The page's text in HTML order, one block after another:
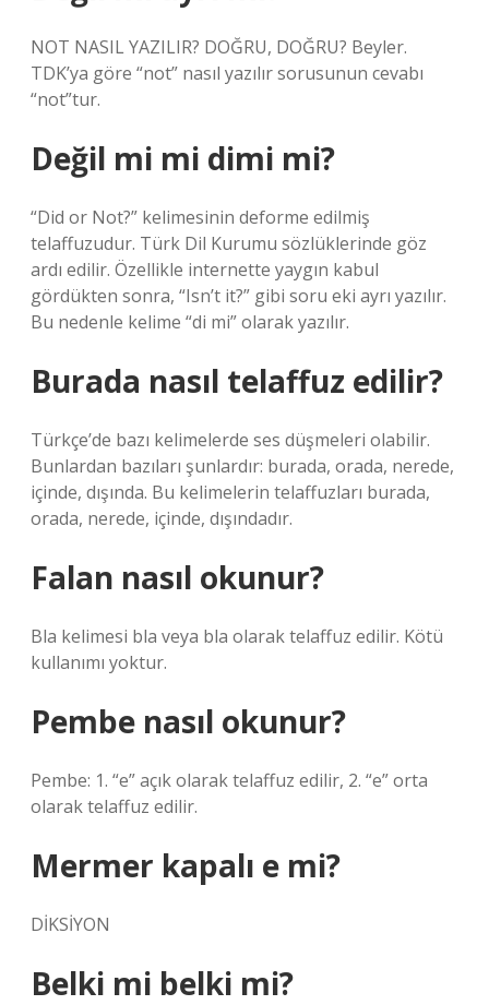
NOT NASIL YAZILIR? DOĞRU, DOĞRU? Beyler.
TDK’ya göre “not” nasıl yazılır sorusunun cevabı
“not”tur.
Değil mi mi dimi mi?
“Did or Not?” kelimesinin deforme edilmiş
telaffuzudur. Türk Dil Kurumu sözlüklerinde göz
ardı edilir. Özellikle internette yaygın kabul
gördükten sonra, “Isn’t it?” gibi soru eki ayrı yazılır.
Bu nedenle kelime “di mi” olarak yazılır.
Burada nasıl telaffuz edilir?
Türkçe’de bazı kelimelerde ses düşmeleri olabilir.
Bunlardan bazıları şunlardır: burada, orada, nerede,
içinde, dışında. Bu kelimelerin telaffuzları burada,
orada, nerede, içinde, dışındadır.
Falan nasıl okunur?
Bla kelimesi bla veya bla olarak telaffuz edilir. Kötü
kullanımı yoktur.
Pembe nasıl okunur?
Pembe: 1. “e” açık olarak telaffuz edilir, 2. “e” orta
olarak telaffuz edilir.
Mermer kapalı e mi?
DİKSİYON
Belki mi belki mi?